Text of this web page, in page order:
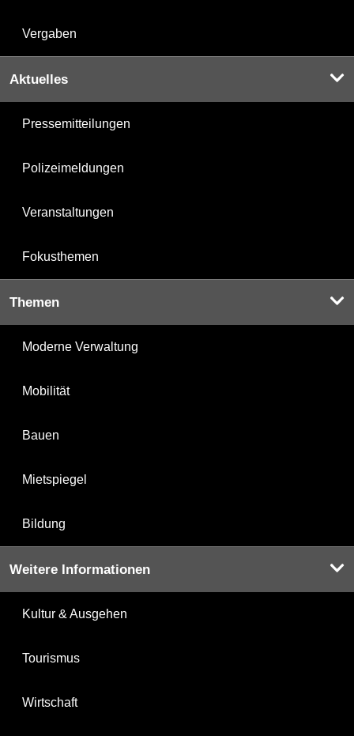
Vergaben
Aktuelles
Pressemitteilungen
Polizeimeldungen
Veranstaltungen
Fokusthemen
Themen
Moderne Verwaltung
Mobilität
Bauen
Mietspiegel
Bildung
Weitere Informationen
Kultur & Ausgehen
Tourismus
Wirtschaft